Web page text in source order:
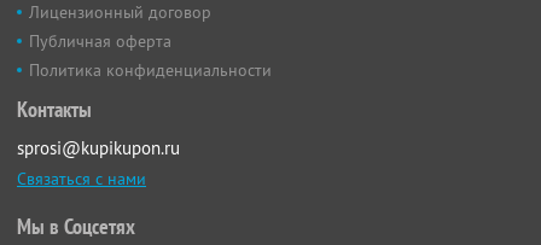
Лицензионный договор
Публичная оферта
Политика конфиденциальности
Контакты
sprosi@kupikupon.ru
Связаться с нами
Мы в Соцсетях